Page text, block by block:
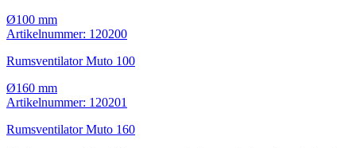
Ø100 mm
Artikelnummer: 120200
Rumsventilator Muto 100
Ø160 mm
Artikelnummer: 120201
Rumsventilator Muto 160